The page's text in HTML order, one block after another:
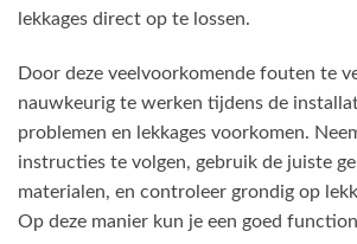
lekkages direct op te lossen.
Door deze veelvoorkomende fouten te
nauwkeurig te werken tijdens de
problemen en lekkages voorkomen.
instructies te volgen, gebruik de juiste
materialen, en controleer grondig op
Op deze manier kun je een goed